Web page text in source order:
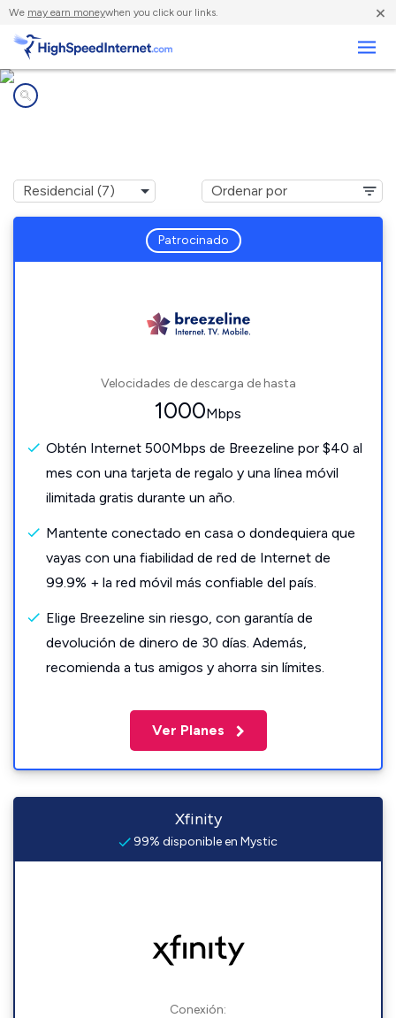
We may earn moneywhen you click our links. ×
Patrocinado
Velocidades de descarga de hasta
1000Mbps
Obtén Internet 500Mbps de Breezeline por $40 al
mes con una tarjeta de regalo y una línea móvil
ilimitada gratis durante un año.
Mantente conectado en casa o dondequiera que
vayas con una fiabilidad de red de Internet de
99.9% + la red móvil más confiable del país.
Elige Breezeline sin riesgo, con garantía de
devolución de dinero de 30 días. Además,
recomienda a tus amigos y ahorra sin límites.
Ver Planes
Xfinity
99% disponible en Mystic
Conexión: